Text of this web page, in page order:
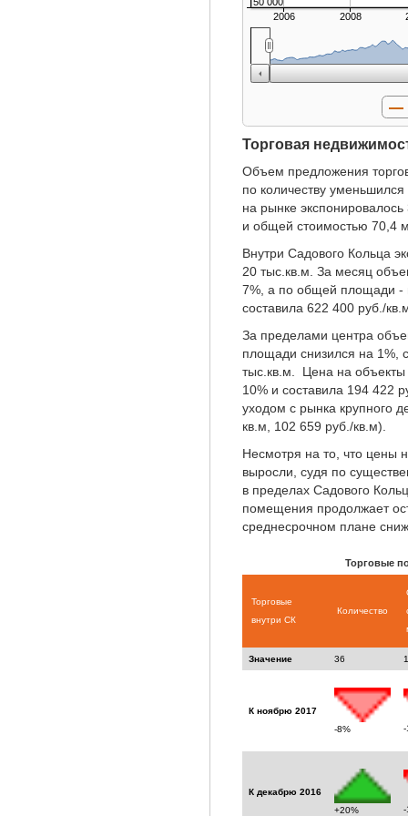
2006 2008
Торговая
Объем предложения
по количеству
на рынке
и общей стоимостью 70,4
Внутри Садового Кольца
20 тыс.кв.м. За месяц
7%, а по общей площади -
составила 622 400 руб./
За пределами центра
площади снизился на 1%,
тыс.кв.м. Цена на
10% и составила 194 422
уходом с рынка крупного
кв.м, 102 659 руб./кв.м).
Несмотря на то, что цены
выросли, судя по
в пределах Садового
помещения продолжает
среднесрочном плане
Торговые
Торговые
внутри СК
Количество
Значение 36
К ноябрю 2017
-8%
-
К декабрю 2016
+20%
-